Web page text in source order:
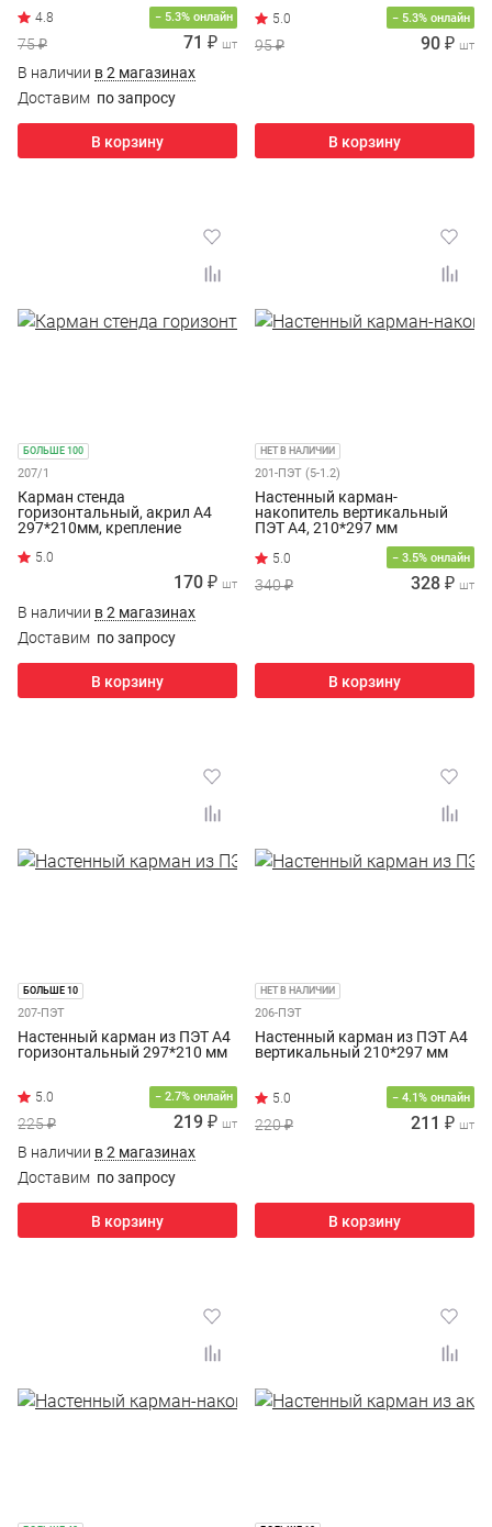
4.8 − 5.3% онлайн
75 ₽ 71 ₽ шт
В наличии в 2 магазинах
Доставим по запросу
В корзину
сторонним скотчем
− 5.3% онлайн
95 ₽ 90 ₽ шт
В корзину
БОЛЬШЕ 100
207/1
Карман стенда
горизонтальный, акрил А4
297*210мм, крепление
170 ₽ шт
В наличии в 2 магазинах
Доставим по запросу
В корзину
НЕТ В НАЛИЧИИ
201-ПЭТ (5-1.2)
Настенный карман-
накопитель вертикальный
ПЭТ А4, 210*297 мм
− 3.5% онлайн
340 ₽ 328 ₽ шт
В корзину
БОЛЬШЕ 10
207-ПЭТ
Настенный карман из ПЭТ А4
горизонтальный 297*210 мм
− 2.7% онлайн
225 ₽ 219 ₽ шт
В наличии в 2 магазинах
Доставим по запросу
В корзину
НЕТ В НАЛИЧИИ
206-ПЭТ
Настенный карман из ПЭТ А4
вертикальный 210*297 мм
− 4.1% онлайн
220 ₽ 211 ₽ шт
В корзину